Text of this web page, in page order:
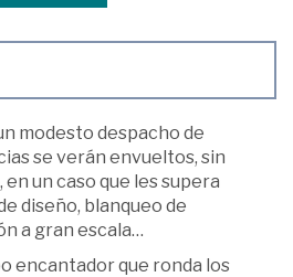
modesto despacho de
se verán envueltos, sin
un caso que les supera
diseño, blanqueo de
a gran escala…
encantador que ronda los